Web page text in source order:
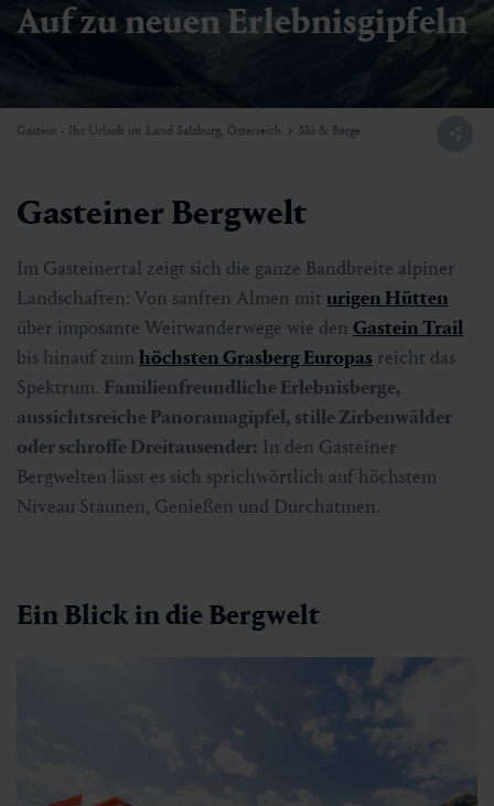
Auf zu neuen Erlebnisgipfeln
Gastein - Ihr Urlaub im Land Salzburg, Österreich Ski & Berge
Gasteiner Bergwelt
Im Gasteinertal zeigt sich die ganze Bandbreite alpiner
Landschaften: Von sanften Almen miturigen Hütten
über imposante Weitwanderwege wie den Gastein Trail
bis hinauf zum höchsten Grasberg Europas reicht das
Spektrum. Familienfreundliche Erlebnisberge,
aussichtsreiche Panoramagipfel, stille Zirbenwälder
oder schroffe Dreitausender: In den Gasteiner
Bergwelten lässt es sich sprichwörtlich auf höchstem
Niveau Staunen, Genießen und Durchatmen.
Ein Blick in die Bergwelt